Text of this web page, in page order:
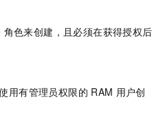
角色来创建，且必须在获得授权后
用有管理员权限的 RAM 用户创
生的云上边界网络安全防护产品
力短剧漫剧创作，剧本、分镜、视频高效生成
服务伙伴
合作